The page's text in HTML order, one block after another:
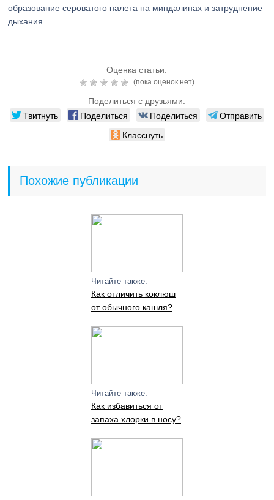
образование сероватого налета на миндалинах и затруднение
дыхания.
Оценка статьи:
(пока оценок нет)
Поделиться с друзьями:
Твитнуть Поделиться Поделиться
Отправить
Класснуть
Похожие публикации
Читайте также:
Как отличить коклюш
от обычного кашля?
Читайте также:
Как избавиться от
запаха хлорки в носу?